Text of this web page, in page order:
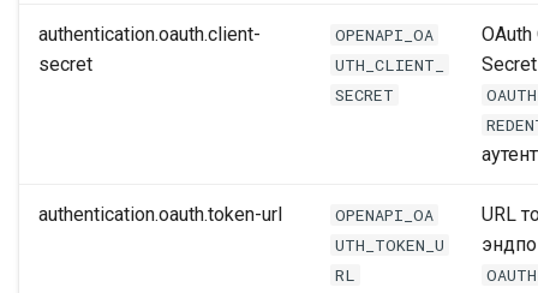
authentication.oauth.client-
secret
OPENAPI_OA
UTH_CLIENT_
SECRET
OAuth
authentication.oauth.token-url
OPENAPI_OA
UTH_TOKEN_U
RL
URL